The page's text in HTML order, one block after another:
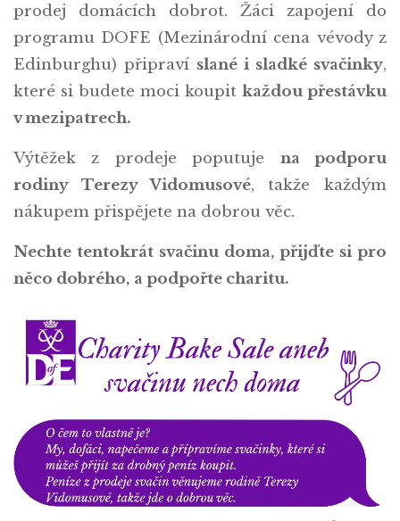
prodej domácích dobrot. Žáci zapojení do
programu DOFE (Mezinárodní cena vévody z
Edinburghu) připraví slané i sladké svačinky,
které si budete moci koupit každou přestávku
v mezipatrech.
Výtěžek z prodeje poputuje na podporu
rodiny Terezy Vidomusové, takže každým
nákupem přispějete na dobrou věc.
Nechte tentokrát svačinu doma, přijďte si pro
něco dobrého, a podpořte charitu.